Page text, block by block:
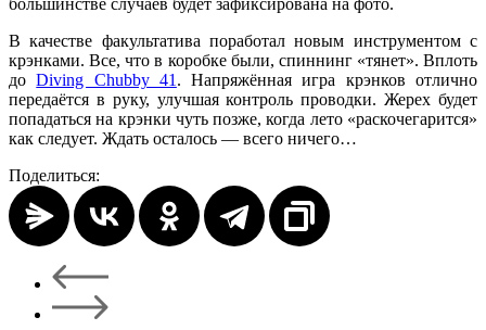
большинстве случаев будет зафиксирована на фото.
В качестве факультатива поработал новым инструментом с
крэнками. Все, что в коробке были, спиннинг «тянет». Вплоть
доDiving Chubby 41 . Напряжённая игра крэнков отлично
передаётся в руку, улучшая контроль проводки. Жерех будет
попадаться на крэнки чуть позже, когда лето «раскочегарится»
как следует. Ждать осталось — всего ничего…
Поделиться: